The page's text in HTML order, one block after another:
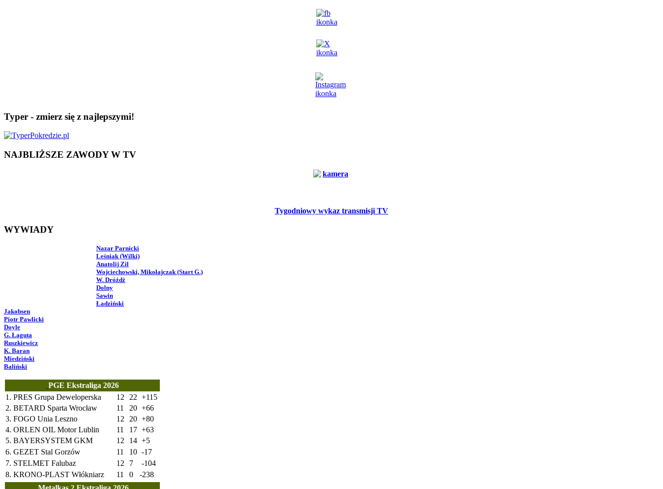
Typer - zmierz się z najlepszymi!
NAJBLIŻSZE ZAWODY W TV
Tygodniowy wykaz transmisji TV
WYWIADY
Nazar Parnicki
Leśniak (Wilki)
Anatolij Zil
Wojciechowski, Mikołajczak (Start G.)
W. Dróżdż
Dolny
Sawin
Ładziński
Jakobsen
Piotr Pawlicki
Doyle
G. Łaguta
Ruszkiewicz
K. Baran
Miedziński
Baliński
PGE Ekstraliga 2026
1. PRES Grupa Deweloperska 12 22 +115
2. BETARD Sparta Wrocław 11 20 +66
3. FOGO Unia Leszno 12 20 +80
4. ORLEN OIL Motor Lublin 11 17 +63
5. BAYERSYSTEM GKM 12 14 +5
6. GEZET Stal Gorzów 11 10 -17
7. STELMET Falubaz 12 7
-104
8. KRONO-PLAST Włókniarz 11 0
-238